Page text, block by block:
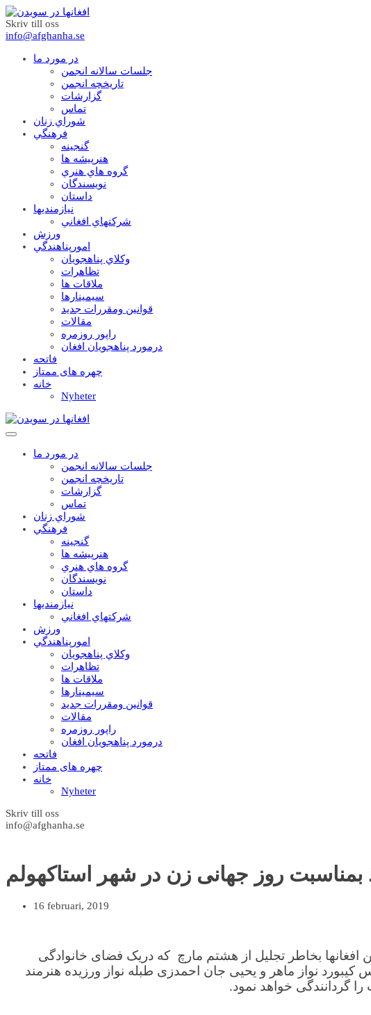
Skriv till oss
info@afghanha.se
در مورد ما
جلسات سالانه انجمن
تاریخچه انجمن
گزارشات
تماس
شوراي زنان
فرهنگي
گنجينه
هنرپيشه ها
گروه هاي هنري
نويسندگان
داستان
نيازمنديها
شرکتهاي افغاني
ورزش
امورپناهندگي
وکلاي پناهجويان
تظاهرات
ملاقات ها
سيمينارها
قوانين ومقررات جديد
مقالات
راپور روزمره
درمورد پناهجويان افغان
فاتحه
چهره های ممتاز
خانه
Nyheter
در مورد ما
جلسات سالانه انجمن
تاریخچه انجمن
گزارشات
تماس
شوراي زنان
فرهنگي
گنجينه
هنرپيشه ها
گروه هاي هنري
نويسندگان
داستان
نيازمنديها
شرکتهاي افغاني
ورزش
امورپناهندگي
وکلاي پناهجويان
تظاهرات
ملاقات ها
سيمينارها
قوانين ومقررات جديد
مقالات
راپور روزمره
درمورد پناهجويان افغان
فاتحه
چهره های ممتاز
خانه
Nyheter
Skriv till oss
info@afghanha.se
روز جهانی زن در شهر استاکهولم
16 februari, 2019
بخاطر تجلیل از هشتم مارچ که دریک فضای خانوادگی
نواز ماهر و یحیی جان احمدزی طبله نواز ورزیده هنرمند
خواهد نمود.